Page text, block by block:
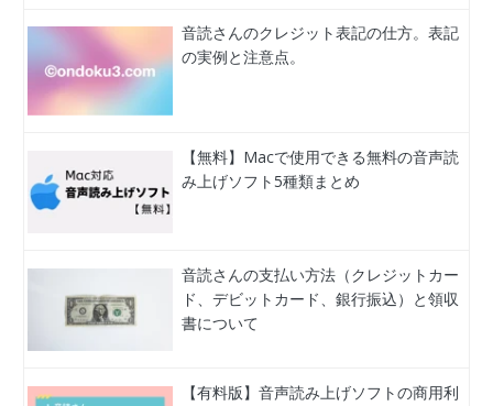
音読さんのクレジット表記の仕方。表記
の実例と注意点。
【無料】Macで使用できる無料の音声読
み上げソフト5種類まとめ
音読さんの支払い方法（クレジットカー
ド、デビットカード、銀行振込）と領収
書について
【有料版】音声読み上げソフトの商用利